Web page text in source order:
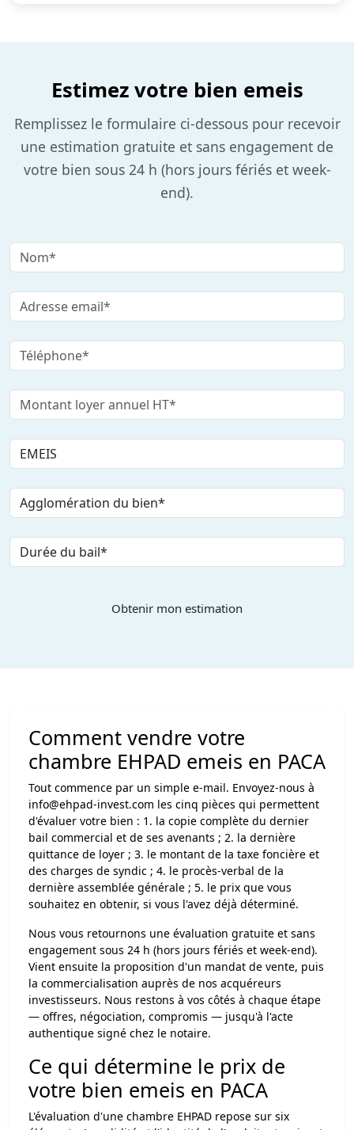
Estimez votre bien emeis
Remplissez le formulaire ci-dessous pour recevoir
une estimation gratuite et sans engagement de
votre bien sous 24 h (hors jours fériés et week-
end).
Obtenir mon estimation
Comment vendre votre
chambre EHPAD emeis en PACA
Tout commence par un simple e-mail. Envoyez-nous à
info@ehpad-invest.com les cinq pièces qui permettent
d'évaluer votre bien : 1. la copie complète du dernier
bail commercial et de ses avenants ; 2. la dernière
quittance de loyer ; 3. le montant de la taxe foncière et
des charges de syndic ; 4. le procès-verbal de la
dernière assemblée générale ; 5. le prix que vous
souhaitez en obtenir, si vous l'avez déjà déterminé.
Nous vous retournons une évaluation gratuite et sans
engagement sous 24 h (hors jours fériés et week-end).
Vient ensuite la proposition d'un mandat de vente, puis
la commercialisation auprès de nos acquéreurs
investisseurs. Nous restons à vos côtés à chaque étape
— offres, négociation, compromis — jusqu'à l'acte
authentique signé chez le notaire.
Ce qui détermine le prix de
votre bien emeis en PACA
L'évaluation d'une chambre EHPAD repose sur six